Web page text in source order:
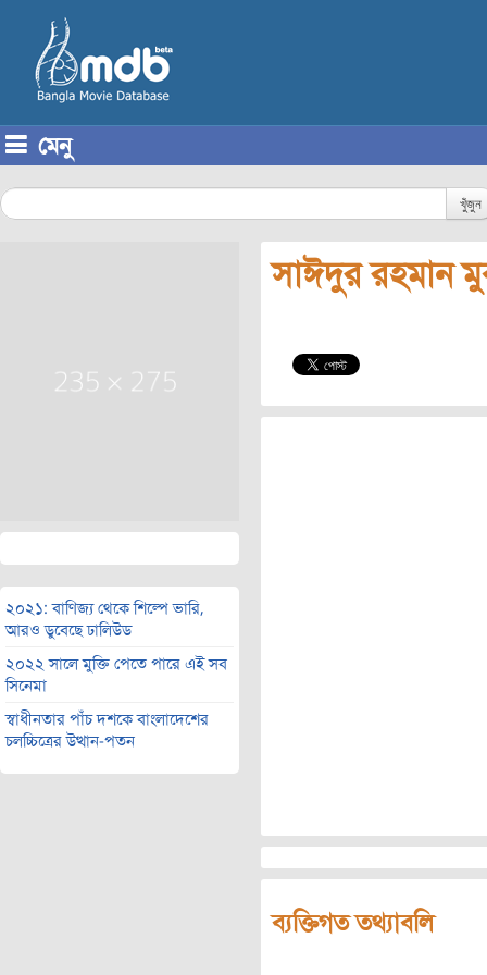
মেনু
খুঁজুন
২০২১: বাণিজ্য থেকে শিল্পে ভারি,
আরও ডুবেছে ঢালিউড
২০২২ সালে মুক্তি পেতে পারে এই সব
সিনেমা
স্বাধীনতার পাঁচ দশকে বাংলাদেশের
চলচ্চিত্রের উত্থান-পতন
সাঈদুর রহমান
ব্যক্তিগত তথ্যাবলি